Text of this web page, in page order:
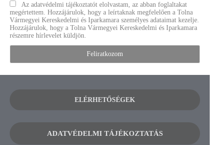
Az adatvédelmi tájékoztatót elolvastam, az abban foglaltakat
megértettem. Hozzájárulok, hogy a leírtaknak megfelelően a Tolna
Vármegyei Kereskedelmi és Iparkamara személyes adataimat kezelje.
Hozzájárulok, hogy a Tolna Vármegyei Kereskedelmi és Iparkamara
részemre hírlevelet küldjön.
ELÉRHETŐSÉGEK
ADATVÉDELMI TÁJÉKOZTATÁS